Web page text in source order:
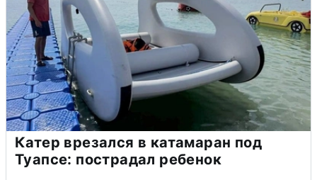
Катер врезался в катамаран под
Туапсе: пострадал ребенок